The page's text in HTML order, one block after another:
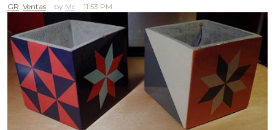
GR Ventas Mc 11.53 PM